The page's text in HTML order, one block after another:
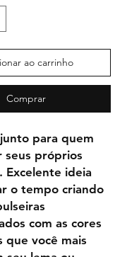
ao carrinho
Comprar
para quem
seus próprios
Excelente ideia
o tempo criando
com as cores
que você mais